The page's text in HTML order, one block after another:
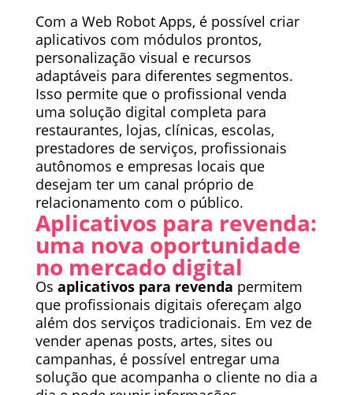
Com a Web Robot Apps, é possível criar
aplicativos com módulos prontos,
personalização visual e recursos
adaptáveis para diferentes segmentos.
Isso permite que o profissional venda
uma solução digital completa para
restaurantes, lojas, clínicas, escolas,
prestadores de serviços, profissionais
autônomos e empresas locais que
desejam ter um canal próprio de
relacionamento com o público.
Aplicativos para revenda:
uma nova oportunidade
no mercado digital
Os aplicativos para revenda permitem
que profissionais digitais ofereçam algo
além dos serviços tradicionais. Em vez de
vender apenas posts, artes, sites ou
campanhas, é possível entregar uma
solução que acompanha o cliente no dia a